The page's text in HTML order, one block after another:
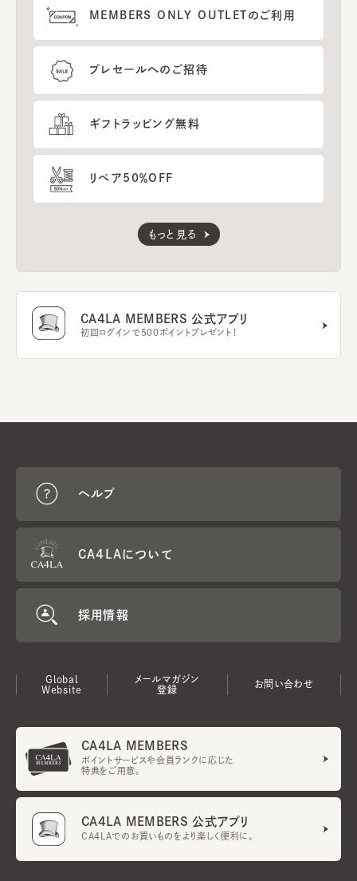
MEMBERS ONLY OUTLETのご利用
プレセールへのご招待
ギフトラッピング無料
リペア50％OFF
もっと見る
CA4LA MEMBERS 公式アプリ
初回ログインで500ポイントプレゼント！
ヘルプ
CA4LAについて
採用情報
Global
Website
メールマガジン
登録
お問い合わせ
CA4LA MEMBERS
ポイントサービスや会員ランクに応じた
特典をご用意。
CA4LA MEMBERS 公式アプリ
CA4LAでのお買いものをより楽しく便利に。